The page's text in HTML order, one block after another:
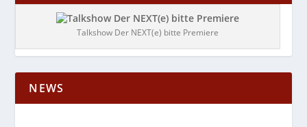
Talkshow Der NEXT(e) bitte Premiere
NEWS